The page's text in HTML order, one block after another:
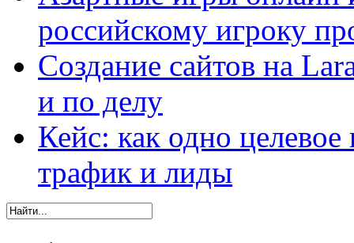
российскому игроку
Создание сайтов на
и по делу
Кейс: как одно
трафик и лиды